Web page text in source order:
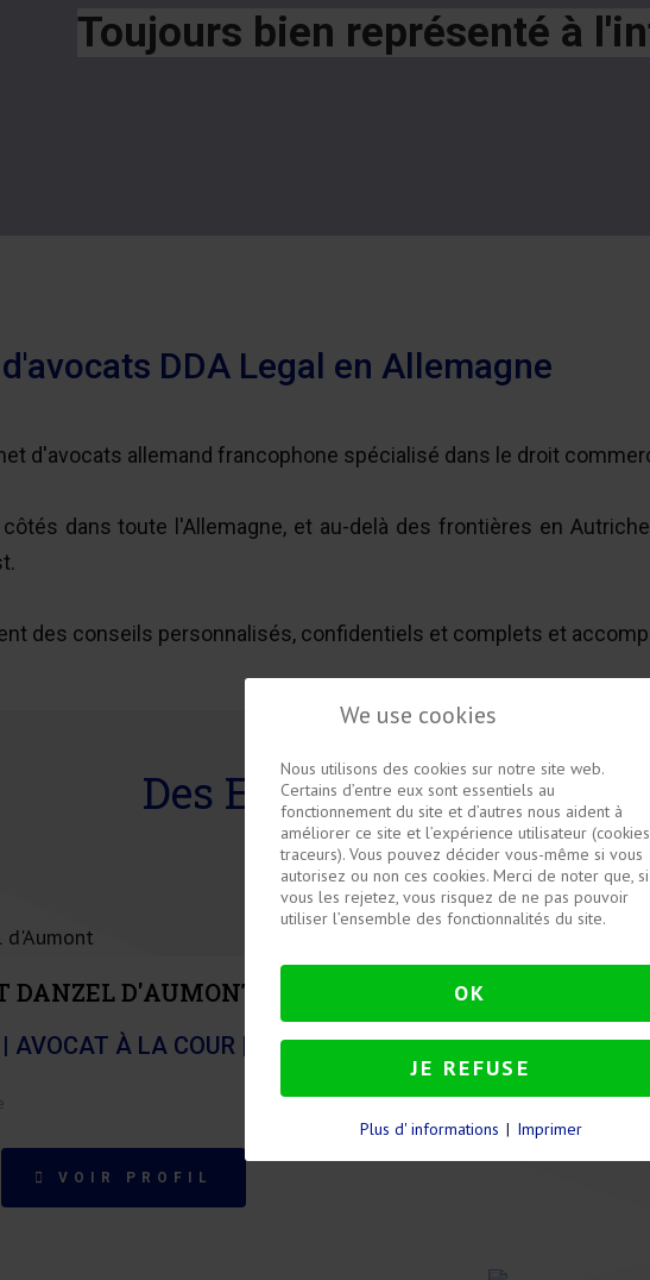
Toujours bien représenté à
DDA Legal en Allemagne
d'avocats allemand francophone spécialisé dans le droit
dans toute l'Allemagne, et au-delà des frontières en
des conseils personnalisés, confidentiels et complets et
Des Experts engagés à
DANZEL D'AUMONT
AVOCAT À LA COUR | AVOCAT ASSOCIÉ
VOIR PROFIL
MARIA
We use cookies
Nous utilisons des cookies sur notre site web.
Certains d’entre eux sont essentiels au
fonctionnement du site et d’autres nous aident à
améliorer ce site et l’expérience utilisateur (cookies
traceurs). Vous pouvez décider vous-même si vous
autorisez ou non ces cookies. Merci de noter que, si
vous les rejetez, vous risquez de ne pas pouvoir
utiliser l’ensemble des fonctionnalités du site.
OK
JE REFUSE
Plus d' informations | Imprimer